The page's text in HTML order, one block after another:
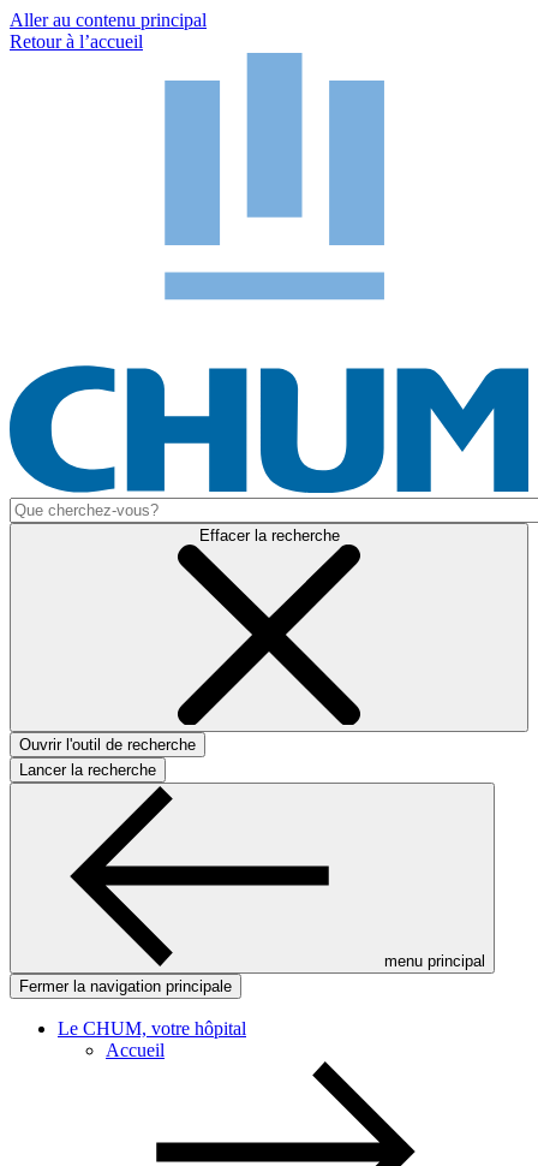
Aller au contenu principal
Retour à l’accueil
Effacer la recherche
Ouvrir l'outil de recherche
Lancer la recherche
menu principal
Fermer la navigation principale
Le CHUM, votre hôpital
Accueil